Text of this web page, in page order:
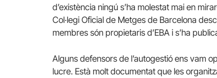
d’existència ningú s’ha molestat mai en
Col·legi Oficial de Metges de Barcelona
membres són propietaris d’EBA i s’ha
Alguns defensors de l’autogestió ens vam
lucre. Està molt documentat que les